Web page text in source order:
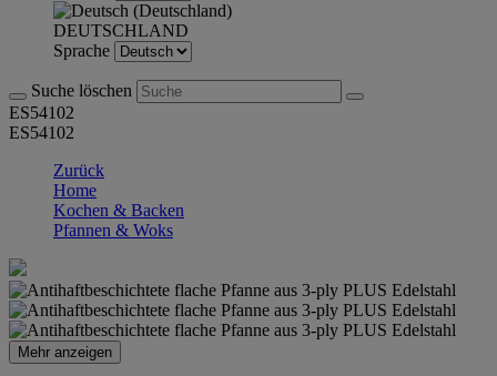
DEUTSCHLAND
Sprache
Suche löschen
ES54102
ES54102
Zurück
Home
Kochen & Backen
Pfannen & Woks
Mehr anzeigen